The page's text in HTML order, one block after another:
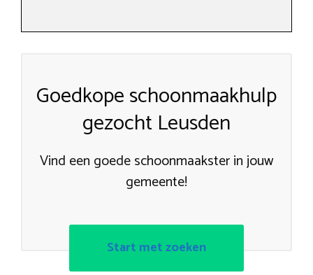
Goedkope schoonmaakhulp
gezocht Leusden
Vind een goede schoonmaakster in jouw
gemeente!
Start met zoeken